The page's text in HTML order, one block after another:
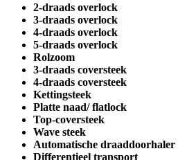
2-draads overlock
3-draads overlock
4-draads overlock
5-draads overlock
Rolzoom
3-draads coversteek
4-draads coversteek
Kettingsteek
Platte naad/ flatlock
Top-coversteek
Wave steek
Automatische draaddoorhaler
Differentieel transport